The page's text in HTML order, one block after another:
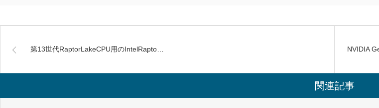
第13世代RaptorLakeCPU用のIntelRapto… NVIDIA
関連記事